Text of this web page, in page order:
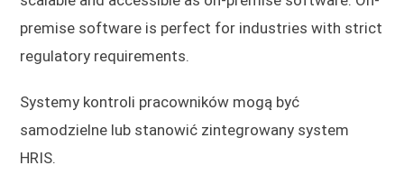
premise software is perfect for industries with strict
regulatory requirements.
Systemy kontroli pracowników mogą być
samodzielne lub stanowić zintegrowany system
HRIS.